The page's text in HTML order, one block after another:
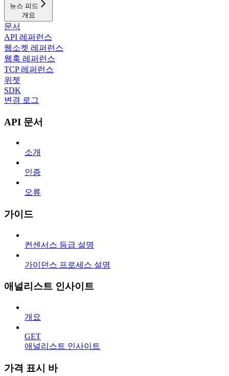
뉴스 피드
개요
문서
API 레퍼런스
웹소켓 레퍼런스
웹훅 레퍼런스
TCP 레퍼런스
위젯
SDK
변경 로그
API 문서
소개
인증
오류
가이드
컨센서스 등급 설명
가이던스 프로세스 설명
애널리스트 인사이트
개요
GET
애널리스트 인사이트
가격 표시 바